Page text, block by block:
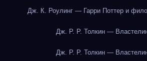
Дж. К. Роулинг — Гарри Поттер и
Дж. Р. Р. Толкин —
Дж. Р. Р. Толкин —